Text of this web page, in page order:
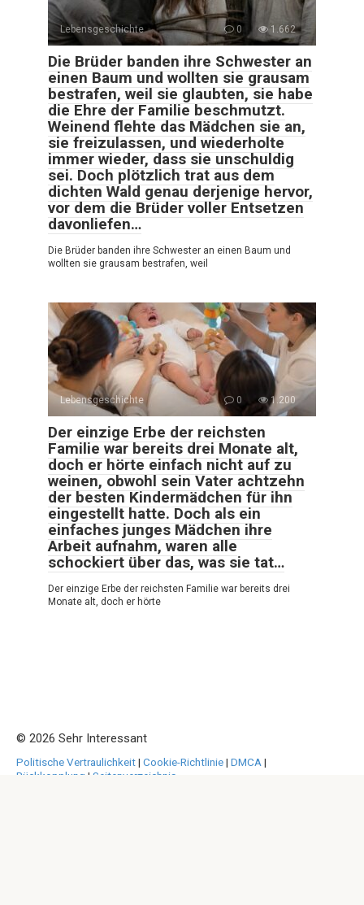
Lebensgeschichte 0 1.662
Die Brüder banden ihre Schwester an
einen Baum und wollten sie grausam
bestrafen, weil sie glaubten, sie habe
die Ehre der Familie beschmutzt.
Weinend flehte das Mädchen sie an,
sie freizulassen, und wiederholte
immer wieder, dass sie unschuldig
sei. Doch plötzlich trat aus dem
dichten Wald genau derjenige hervor,
vor dem die Brüder voller Entsetzen
davonliefen…
Die Brüder banden ihre Schwester an einen Baum und
wollten sie grausam bestrafen, weil
Lebensgeschichte 0 1.200
Der einzige Erbe der reichsten
Familie war bereits drei Monate alt,
doch er hörte einfach nicht auf zu
weinen, obwohl sein Vater achtzehn
der besten Kindermädchen für ihn
eingestellt hatte. Doch als ein
einfaches junges Mädchen ihre
Arbeit aufnahm, waren alle
schockiert über das, was sie tat…
Der einzige Erbe der reichsten Familie war bereits drei
Monate alt, doch er hörte
© 2026 Sehr Interessant
Politische Vertraulichkeit| Cookie-Richtlinie| DMCA|
Rückkopplung | Seitenverzeichnis